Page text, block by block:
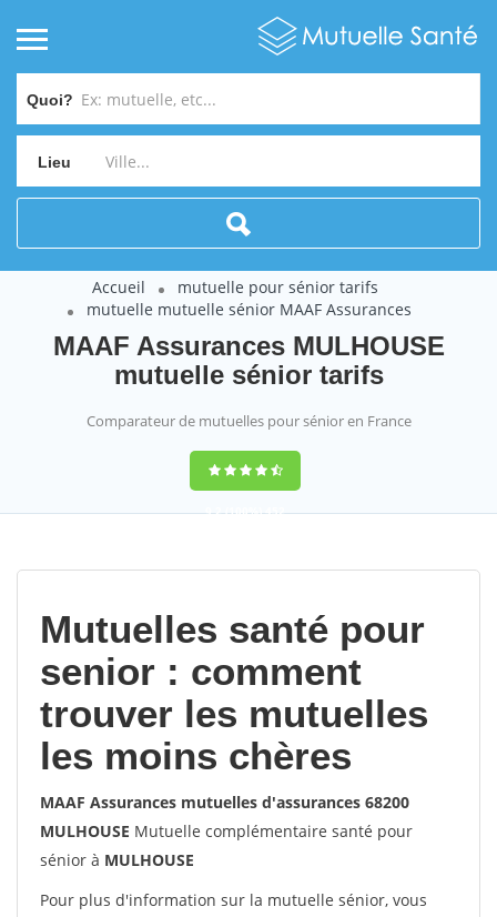
Quoi?
Lieu
Accueil
mutuelle pour sénior tarifs
mutuelle mutuelle sénior MAAF Assurances
MAAF Assurances MULHOUSE
mutuelle sénior tarifs
Comparateur de mutuelles pour sénior en France
9,2(100%)452
Mutuelles santé pour
senior : comment
trouver les mutuelles
les moins chères
MAAF Assurances mutuelles d'assurances 68200
MULHOUSE Mutuelle complémentaire santé pour
sénior à MULHOUSE
Pour plus d'information sur la mutuelle sénior, vous